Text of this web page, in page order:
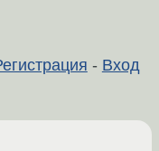
- Вход